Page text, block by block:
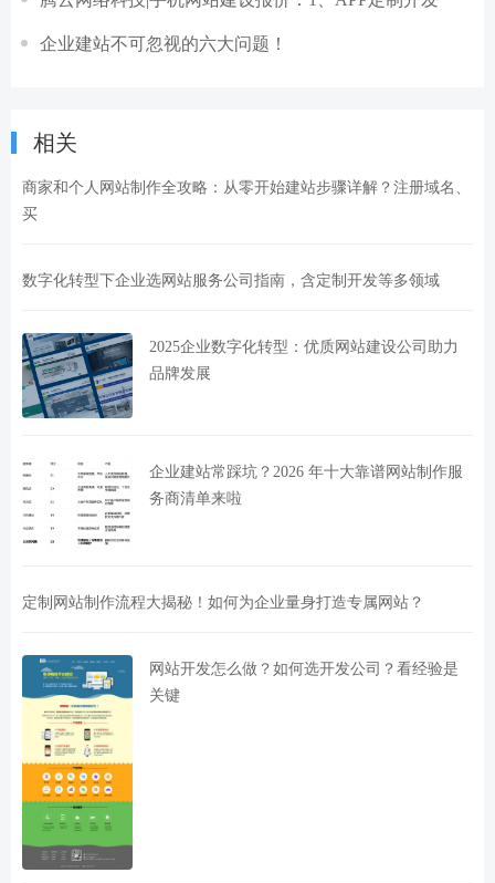
企业建站不可忽视的六大问题！
相关
商家和个人网站制作全攻略：从零开始建站步骤详解？注册域名、
买
数字化转型下企业选网站服务公司指南，含定制开发等多领域
2025企业数字化转型：优质网站建设公司助力
品牌发展
企业建站常踩坑？2026 年十大靠谱网站制作服
务商清单来啦
定制网站制作流程大揭秘！如何为企业量身打造专属网站？
网站开发怎么做？如何选开发公司？看经验是
关键